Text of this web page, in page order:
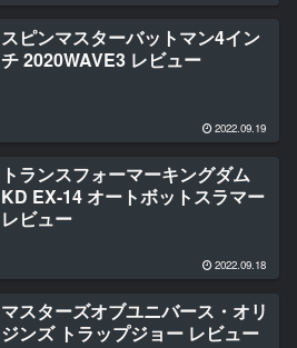
スピンマスターバットマン4イン
チ 2020WAVE3 レビュー
2022.09.19
トランスフォーマーキングダム
KD EX-14 オートボットスラマー
レビュー
2022.09.18
マスターズオブユニバース・オリ
ジンズ トラップジョー レビュー